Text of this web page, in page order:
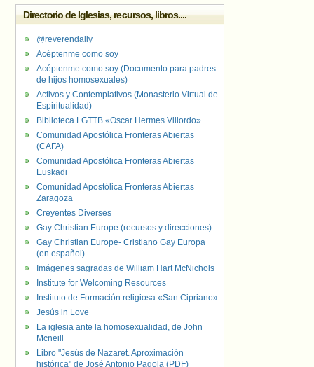
Directorio de Iglesias, recursos, libros....
@reverendally
Acéptenme como soy
Acéptenme como soy (Documento para padres
de hijos homosexuales)
Activos y Contemplativos (Monasterio Virtual de
Espiritualidad)
Biblioteca LGTTB «Oscar Hermes Villordo»
Comunidad Apostólica Fronteras Abiertas
(CAFA)
Comunidad Apostólica Fronteras Abiertas
Euskadi
Comunidad Apostólica Fronteras Abiertas
Zaragoza
Creyentes Diverses
Gay Christian Europe (recursos y direcciones)
Gay Christian Europe- Cristiano Gay Europa
(en español)
Imágenes sagradas de William Hart McNichols
Institute for Welcoming Resources
Instituto de Formación religiosa «San Cipriano»
Jesús in Love
La iglesia ante la homosexualidad, de John
Mcneill
Libro "Jesús de Nazaret. Aproximación
histórica" de José Antonio Pagola (PDF)